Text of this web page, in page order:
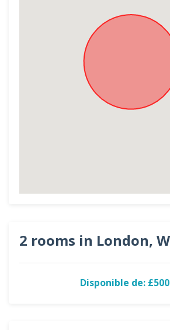
2 rooms in London,
Disponible de: